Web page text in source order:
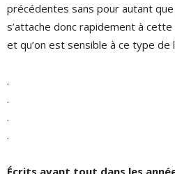
précédentes sans pour autant
s’attache donc rapidement à
et qu’on est sensible à ce type de
.
.
.
.
Écrits avant tout dans les